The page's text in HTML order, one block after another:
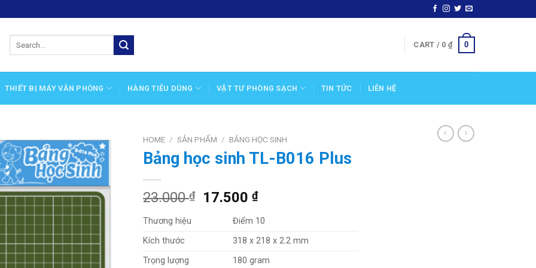
CART / 0 ₫ 0
THIẾT BỊ MÁY VĂN PHÒNG HÀNG TIÊU DÙNG VẬT TƯ PHÒNG SẠCH TIN TỨC LIÊN HỆ
Add
to
wishlist
HOME / SẢN PHẨM / BẢNG HỌC SINH
Bảng học sinh TL-B016 Plus
23.000₫ 17.500₫
Thương hiệu
Điểm 10
Kích thước
318 x 218 x 2.2 mm
Trọng lượng
180 gram